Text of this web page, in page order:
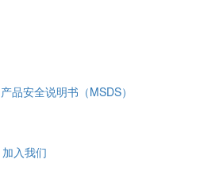
产品安全说明书（MSDS）
加入我们